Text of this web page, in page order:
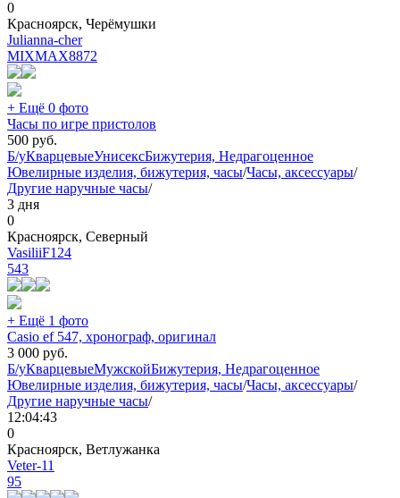
0
Красноярск, Черёмушки
Julianna-cher
MIXMAX8872
+ Ещё 0 фото
Часы по игре пристолов
500 руб.
Б/уКварцевыеУнисексБижутерия, Недрагоценное
Ювелирные изделия, бижутерия, часы/Часы, аксессуары/
Другие наручные часы/
3 дня
0
Красноярск, Северный
VasiliiF124
543
+ Ещё 1 фото
Casio ef 547, хронограф, оригинал
3 000 руб.
Б/уКварцевыеМужскойБижутерия, Недрагоценное
Ювелирные изделия, бижутерия, часы/Часы, аксессуары/
Другие наручные часы/
12:04:43
0
Красноярск, Ветлужанка
Veter-11
95